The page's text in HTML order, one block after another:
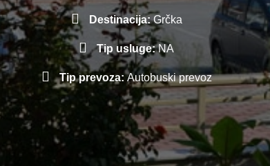
Destinacija:Grčka
Tip usluge:NA
Tip prevoza:Autobuski prevoz